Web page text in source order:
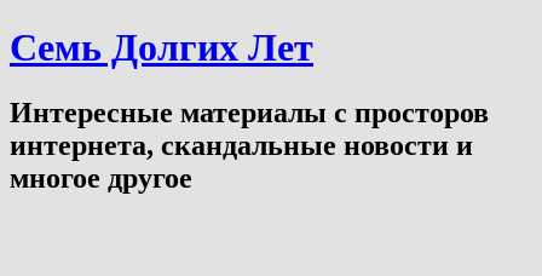
Семь Долгих Лет
Интересные материалы с просторов
интернета, скандальные новости и
многое другое